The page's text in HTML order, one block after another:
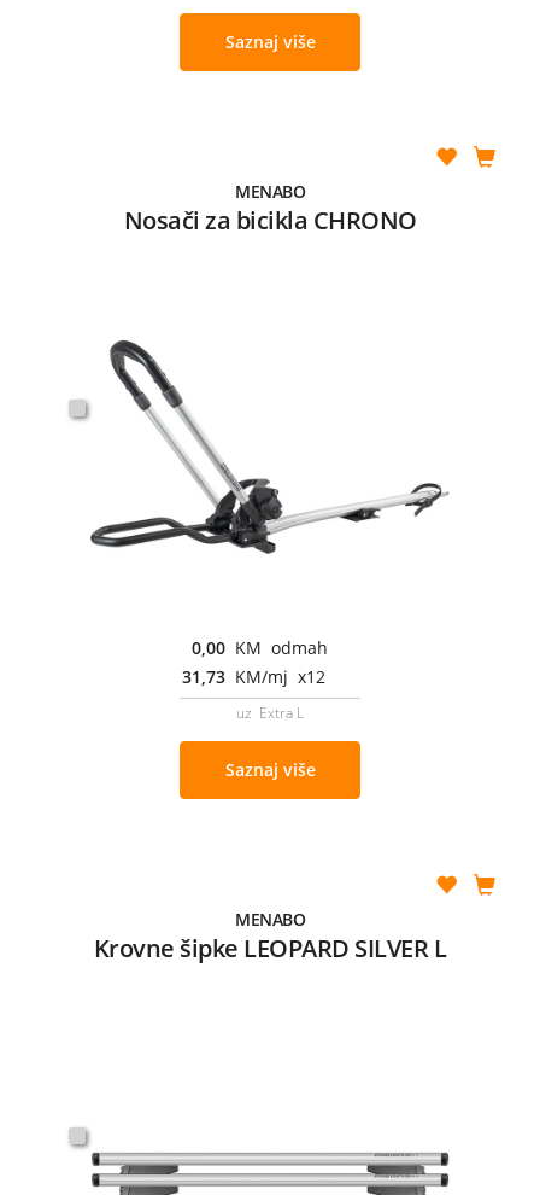
Saznaj više
MENABO
Nosači za bicikla CHRONO
0,00 KM odmah
31,73 KM/mj x12
uz Extra L
Saznaj više
MENABO
Krovne šipke LEOPARD SILVER L